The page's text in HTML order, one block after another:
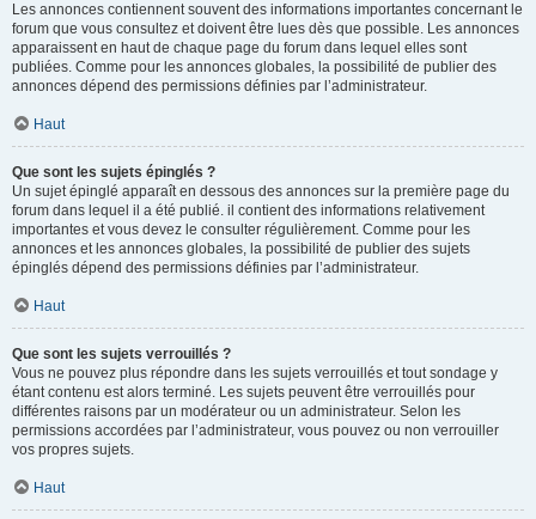
Les annonces contiennent souvent des informations importantes concernant le
forum que vous consultez et doivent être lues dès que possible. Les annonces
apparaissent en haut de chaque page du forum dans lequel elles sont
publiées. Comme pour les annonces globales, la possibilité de publier des
annonces dépend des permissions définies par l’administrateur.
Haut
Que sont les sujets épinglés ?
Un sujet épinglé apparaît en dessous des annonces sur la première page du
forum dans lequel il a été publié. il contient des informations relativement
importantes et vous devez le consulter régulièrement. Comme pour les
annonces et les annonces globales, la possibilité de publier des sujets
épinglés dépend des permissions définies par l’administrateur.
Haut
Que sont les sujets verrouillés ?
Vous ne pouvez plus répondre dans les sujets verrouillés et tout sondage y
étant contenu est alors terminé. Les sujets peuvent être verrouillés pour
différentes raisons par un modérateur ou un administrateur. Selon les
permissions accordées par l’administrateur, vous pouvez ou non verrouiller
vos propres sujets.
Haut